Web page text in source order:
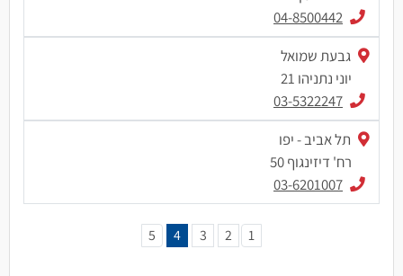
04-8500442
גבעת שמואל
יוני נתניהו 21
03-5322247
תל אביב - יפו
רח' דיזינגוף 50
03-6201007
1
2
3
4
5